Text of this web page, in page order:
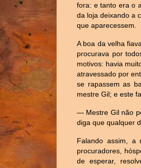
fora: e tanto era o
da loja deixando a
que aparecessem.
A boa da velha
procurava por
motivos: havia
atravessado por
se rapassem as
mestre Gil; e este
— Mestre Gil não
diga que qualquer
Falando assim, a
procuradores,
de esperar,